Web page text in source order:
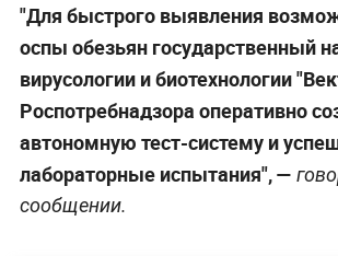
"Для быстрого выявления
оспы обезьян государственный
вирусологии и биотехнологии
Роспотребнадзора оперативно
автономную тест-систему и
лабораторные испытания", —
сообщении.